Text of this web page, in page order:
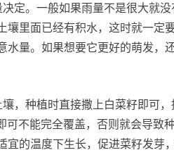
。一般如果雨量不是很大就没
里面已经有积水，这时就一定
量。如果想要它更好的萌发，
种植时直接撒上白菜籽即可，
不能完全覆盖，否则就会导致
的温度下生长，促进菜籽发芽